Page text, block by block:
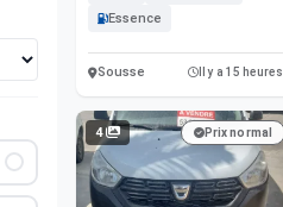
Essence
Sousse Il y a 15 heures
4 Prix normal